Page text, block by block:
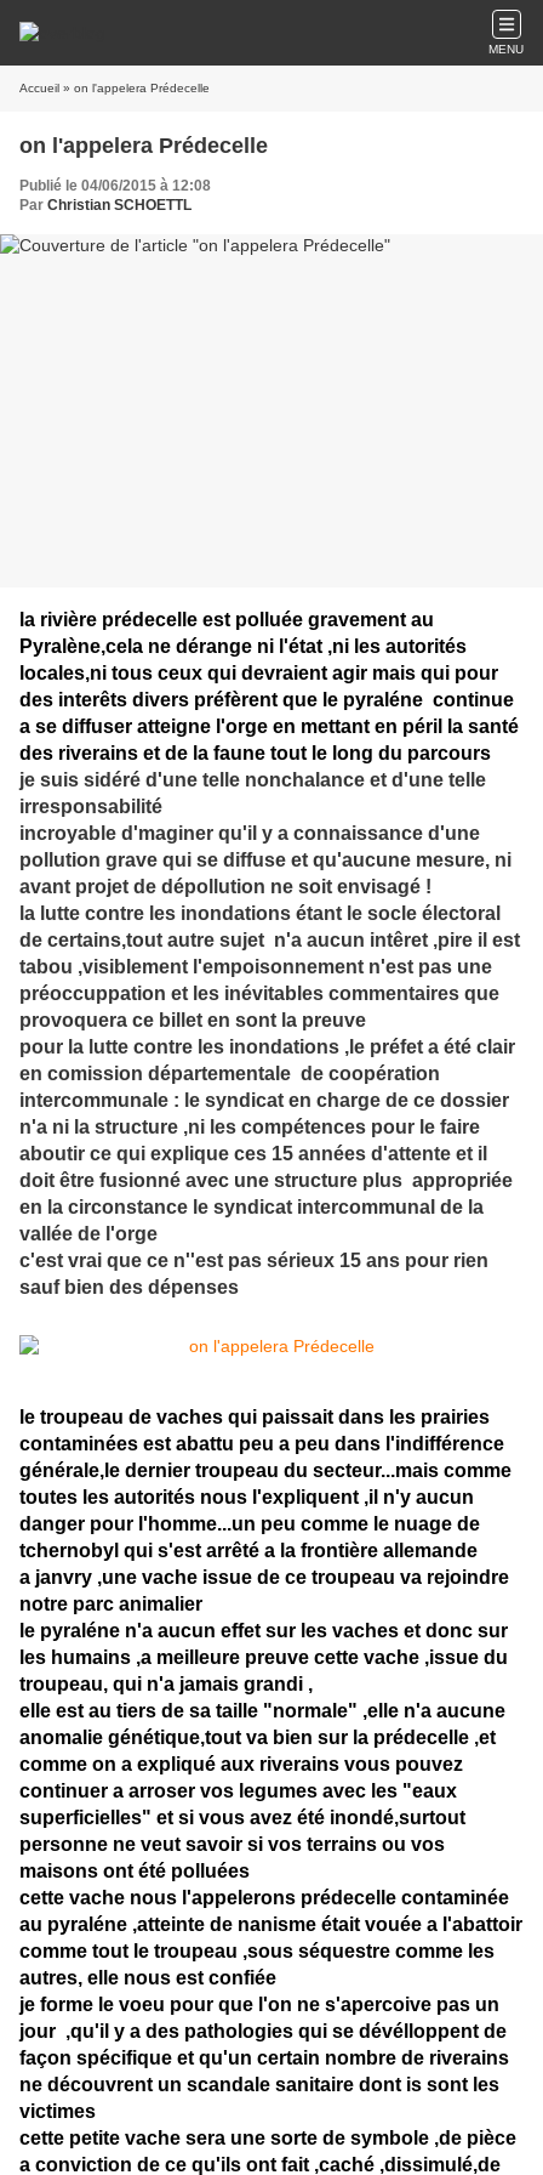
MENU
Accueil » on l'appelera Prédecelle
on l'appelera Prédecelle
Publié le 04/06/2015 à 12:08
Par Christian SCHOETTL
la rivière prédecelle est polluée gravement au
Pyralène,cela ne dérange ni l'état ,ni les autorités
locales,ni tous ceux qui devraient agir mais qui pour
des interêts divers préfèrent que le pyraléne continue
a se diffuser atteigne l'orge en mettant en péril la santé
des riverains et de la faune tout le long du parcours
je suis sidéré d'une telle nonchalance et d'une telle
irresponsabilité
incroyable d'maginer qu'il y a connaissance d'une
pollution grave qui se diffuse et qu'aucune mesure, ni
avant projet de dépollution ne soit envisagé !
la lutte contre les inondations étant le socle électoral
de certains,tout autre sujet n'a aucun intêret ,pire il est
tabou ,visiblement l'empoisonnement n'est pas une
préoccuppation et les inévitables commentaires que
provoquera ce billet en sont la preuve
pour la lutte contre les inondations ,le préfet a été clair
en comission départementale de coopération
intercommunale : le syndicat en charge de ce dossier
n'a ni la structure ,ni les compétences pour le faire
aboutir ce qui explique ces 15 années d'attente et il
doit être fusionné avec une structure plus appropriée
en la circonstance le syndicat intercommunal de la
vallée de l'orge
c'est vrai que ce n''est pas sérieux 15 ans pour rien
sauf bien des dépenses
le troupeau de vaches qui paissait dans les prairies
contaminées est abattu peu a peu dans l'indifférence
générale,le dernier troupeau du secteur...mais comme
toutes les autorités nous l'expliquent ,il n'y aucun
danger pour l'homme...un peu comme le nuage de
tchernobyl qui s'est arrêté a la frontière allemande
a janvry ,une vache issue de ce troupeau va rejoindre
notre parc animalier
le pyraléne n'a aucun effet sur les vaches et donc sur
les humains ,a meilleure preuve cette vache ,issue du
troupeau, qui n'a jamais grandi ,
elle est au tiers de sa taille "normale" ,elle n'a aucune
anomalie génétique,tout va bien sur la prédecelle ,et
comme on a expliqué aux riverains vous pouvez
continuer a arroser vos legumes avec les "eaux
superficielles" et si vous avez été inondé,surtout
personne ne veut savoir si vos terrains ou vos
maisons ont été polluées
cette vache nous l'appelerons prédecelle contaminée
au pyraléne ,atteinte de nanisme était vouée a l'abattoir
comme tout le troupeau ,sous séquestre comme les
autres, elle nous est confiée
je forme le voeu pour que l'on ne s'apercoive pas un
jour ,qu'il y a des pathologies qui se dévélloppent de
façon spécifique et qu'un certain nombre de riverains
ne découvrent un scandale sanitaire dont is sont les
victimes
cette petite vache sera une sorte de symbole ,de pièce
a conviction de ce qu'ils ont fait ,caché ,dissimulé,de